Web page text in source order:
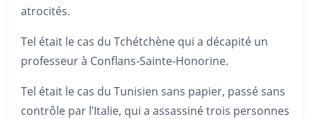
atrocités.
Tel était le cas du Tchétchène qui a décapité un
professeur à Conflans-Sainte-Honorine.
Tel était le cas du Tunisien sans papier, passé sans
contrôle par l’Italie, qui a assassiné trois personnes